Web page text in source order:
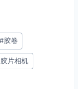
#胶卷
胶片相机